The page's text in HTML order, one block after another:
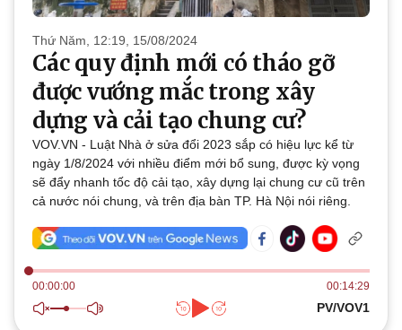
Thế giới
Quan sát
Cuộc sống đó đây
Hồ sơ
Multimedia
Ảnh
E-Magazine
Infographic
Bất động sản
Khởi nghiệp
Tiêu dùng
Thứ Năm, 12:19, 15/08/2024
Các quy định mới có tháo gỡ
được vướng mắc trong xây
dựng và cải tạo chung cư?
VOV.VN - Luật Nhà ở sửa đổi 2023 sắp có hiệu lực kể từ
ngày 1/8/2024 với nhiều điểm mới bổ sung, được kỳ vọng
sẽ đẩy nhanh tốc độ cải tạo, xây dựng lại chung cư cũ trên
cả nước nói chung, và trên địa bàn TP. Hà Nội nói riêng.
00:00:00 00:14:29
PV/VOV1